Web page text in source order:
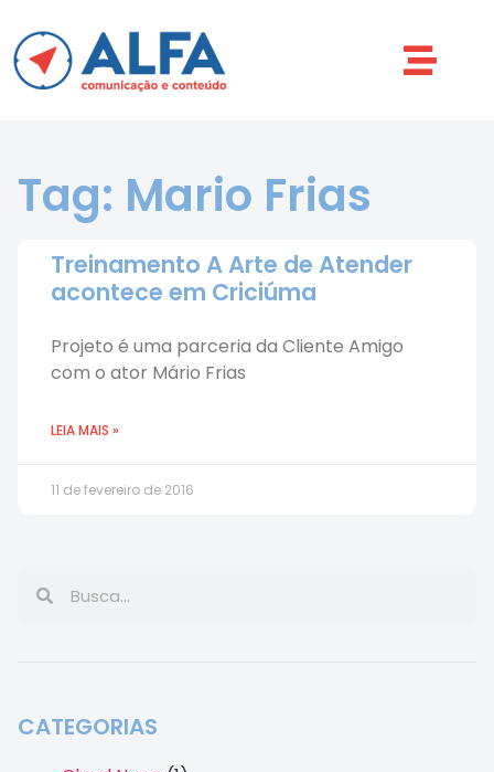
Tag: Mario Frias
Treinamento A Arte de Atender
acontece em Criciúma
Projeto é uma parceria da Cliente Amigo
com o ator Mário Frias
LEIA MAIS »
11 de fevereiro de 2016
CATEGORIAS